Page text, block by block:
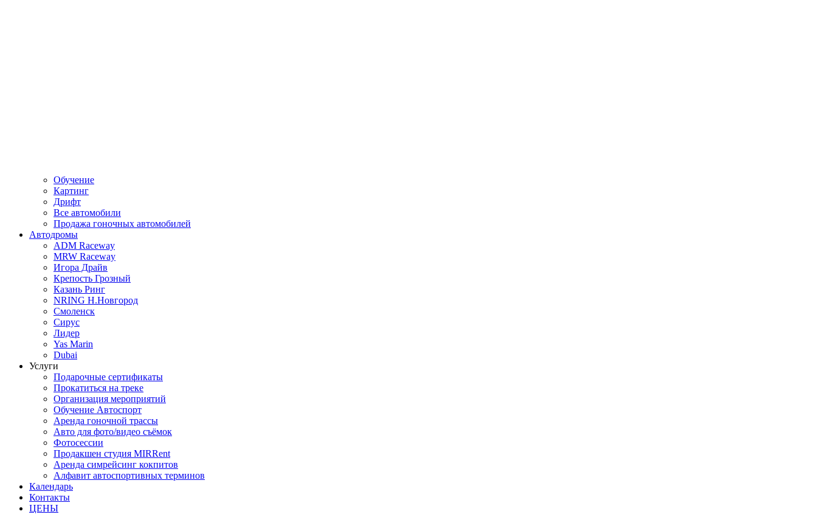
Обучение
Картинг
Дрифт
Все автомобили
Продажа гоночных автомобилей
Автодромы
ADM Raceway
MRW Raceway
Игора Драйв
Крепость Грозный
Казань Ринг
NRING Н.Новгород
Смоленск
Сирус
Лидер
Yas Marin
Dubai
Услуги
Подарочные сертификаты
Прокатиться на треке
Организация мероприятий
Обучение Автоспорт
Аренда гоночной трассы
Авто для фото/видео съёмок
Фотосессии
Продакшен студия MIRRent
Аренда симрейсинг кокпитов
Алфавит автоспортивных терминов
Календарь
Контакты
ЦЕНЫ